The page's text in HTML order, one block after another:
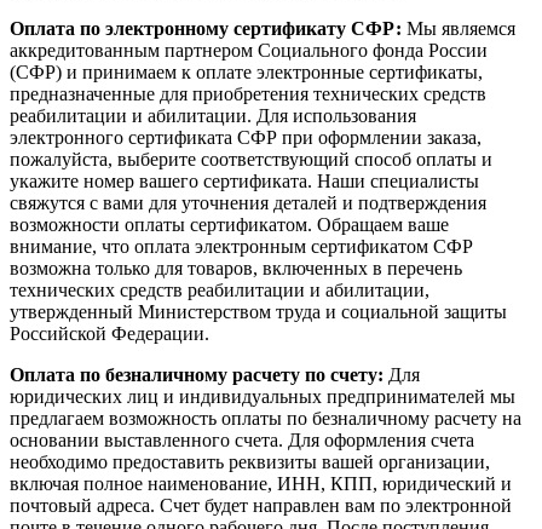
Оплата по электронному сертификату СФР: Мы являемся
аккредитованным партнером Социального фонда России
(СФР) и принимаем к оплате электронные сертификаты,
предназначенные для приобретения технических средств
реабилитации и абилитации. Для использования
электронного сертификата СФР при оформлении заказа,
пожалуйста, выберите соответствующий способ оплаты и
укажите номер вашего сертификата. Наши специалисты
свяжутся с вами для уточнения деталей и подтверждения
возможности оплаты сертификатом. Обращаем ваше
внимание, что оплата электронным сертификатом СФР
возможна только для товаров, включенных в перечень
технических средств реабилитации и абилитации,
утвержденный Министерством труда и социальной защиты
Российской Федерации.
Оплата по безналичному расчету по счету: Для
юридических лиц и индивидуальных предпринимателей мы
предлагаем возможность оплаты по безналичному расчету на
основании выставленного счета. Для оформления счета
необходимо предоставить реквизиты вашей организации,
включая полное наименование, ИНН, КПП, юридический и
почтовый адреса. Счет будет направлен вам по электронной